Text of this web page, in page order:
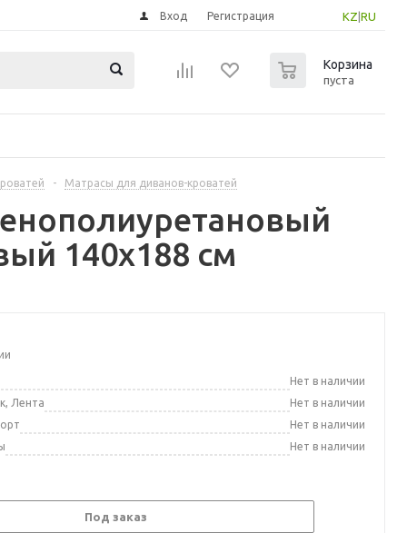
KZ RU
Вход Регистрация
Корзина
пуста
- Матрасы для диванов-кроватей
140x188 см
Нет в наличии
Лента
Нет в наличии
Нет в наличии
Нет в наличии
Под заказ